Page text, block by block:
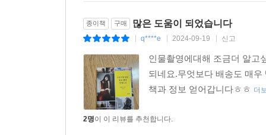
종이책 구매 많은 도움이 되었습니다
q****e 2024-09-19 신고
인물촬영에대해 조금더 알고
되네요.무엇보다 배송도 매
책과 정보 얻어갑니다ㅎㅎ 더
2명이 이 리뷰를 추천합니다.